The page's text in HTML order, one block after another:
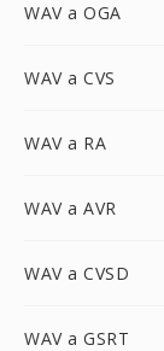
WAV a OGA
WAV a CVS
WAV a RA
WAV a AVR
WAV a CVSD
WAV a GSRT